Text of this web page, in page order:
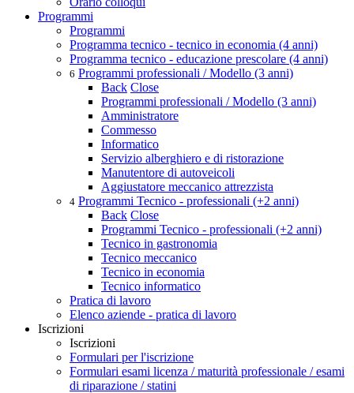
Programmi
Programmi
Programma tecnico - tecnico in economia (4 anni)
Programma tecnico - educazione prescolare (4 anni)
6 Programmi professionali / Modello (3 anni)
Back Close
Programmi professionali / Modello (3 anni)
Amministratore
Commesso
Informatico
Servizio alberghiero e di ristorazione
Manutentore di autoveicoli
Aggiustatore meccanico attrezzista
4 Programmi Tecnico - professionali (+2 anni)
Back Close
Programmi Tecnico - professionali (+2 anni)
Tecnico in gastronomia
Tecnico meccanico
Tecnico in economia
Tecnico informatico
Pratica di lavoro
Elenco aziende - pratica di lavoro
Iscrizioni
Iscrizioni
Formulari per l'iscrizione
Formulari esami licenza / maturità professionale / esami
di riparazione / statini